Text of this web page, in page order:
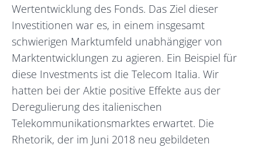
Wertentwicklung des Fonds. Das Ziel dieser
Investitionen war es, in einem insgesamt
schwierigen Marktumfeld unabhängiger von
Marktentwicklungen zu agieren. Ein Beispiel für
diese Investments ist die Telecom Italia. Wir
hatten bei der Aktie positive Effekte aus der
Deregulierung des italienischen
Telekommunikationsmarktes erwartet. Die
Rhetorik, der im Juni 2018 neu gebildeten